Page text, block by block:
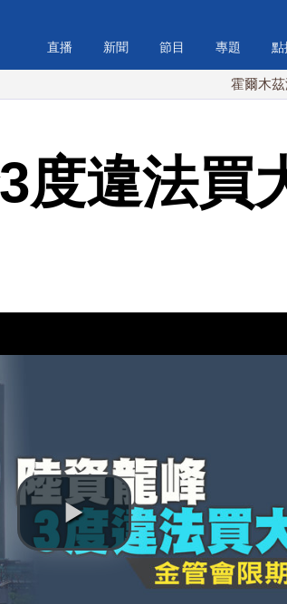
直播 新聞 節目 專題 點
霍爾木茲海峽協
度違法買